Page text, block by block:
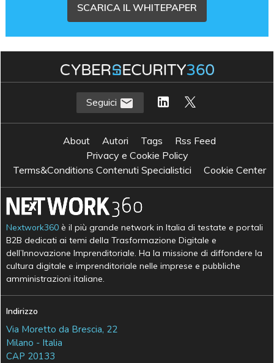
SCARICA IL WHITEPAPER
Seguici
About Autori Tags
Rss Feed
Privacy e Cookie Policy
Terms&Conditions Contenuti Specialistici
Cookie Center
Nextwork360 è il più grande network in Italia di testate e portali
B2B dedicati ai temi della Trasformazione Digitale e
dell’Innovazione Imprenditoriale. Ha la missione di diffondere la
cultura digitale e imprenditoriale nelle imprese e pubbliche
amministrazioni italiane.
Indirizzo
Via Moretto da Brescia, 22
Milano - Italia
CAP 20133